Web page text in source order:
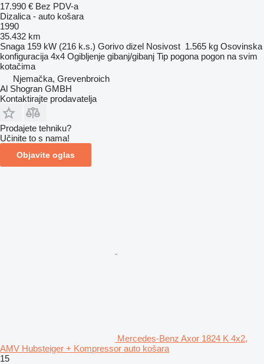
17.990 € Bez PDV-a
Dizalica - auto košara
1990
35.432 km
Snaga 159 kW (216 k.s.) Gorivo dizel Nosivost 1.565 kg Osovinska
konfiguracija 4x4 Ogibljenje gibanj/gibanj Tip pogona pogon na svim
kotačima
Njemačka, Grevenbroich
Al Shogran GMBH
Kontaktirajte prodavatelja
Prodajete tehniku?
Učinite to s nama!
Objavite oglas
Mercedes-Benz Axor 1824 K 4x2,
AMV Hubsteiger + Kompressor auto košara
15